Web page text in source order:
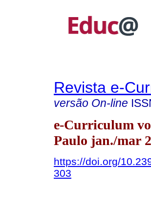
Revista e-
versão On-line
e-Curriculum
Paulo jan./mar
https://doi.org/
303